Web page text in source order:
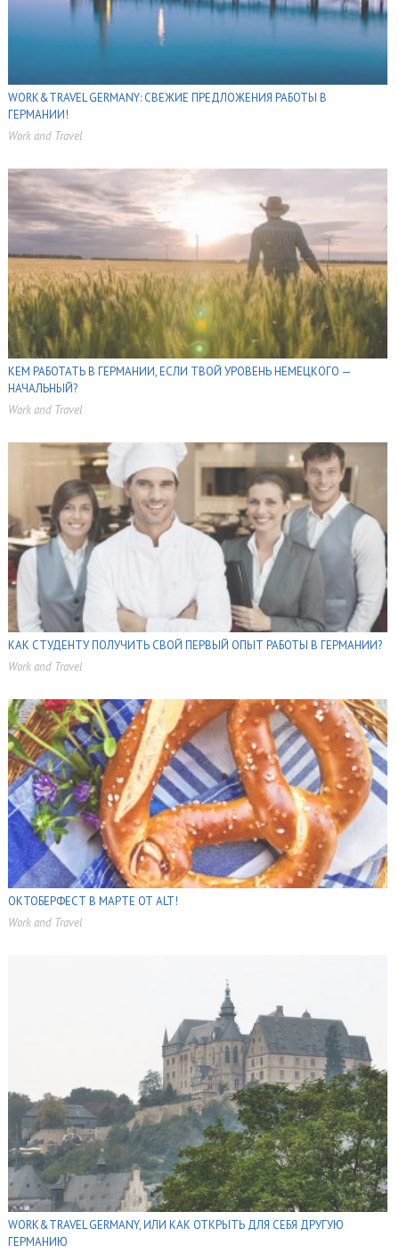
WORK&TRAVEL GERMANY: СВЕЖИЕ ПРЕДЛОЖЕНИЯ РАБОТЫ В
ГЕРМАНИИ!
Work and Travel
КЕМ РАБОТАТЬ В ГЕРМАНИИ, ЕСЛИ ТВОЙ УРОВЕНЬ НЕМЕЦКОГО —
НАЧАЛЬНЫЙ?
Work and Travel
КАК СТУДЕНТУ ПОЛУЧИТЬ СВОЙ ПЕРВЫЙ ОПЫТ РАБОТЫ В ГЕРМАНИИ?
Work and Travel
ОКТОБЕРФЕСТ В МАРТЕ ОТ ALT!
Work and Travel
WORK&TRAVEL GERMANY, ИЛИ КАК ОТКРЫТЬ ДЛЯ СЕБЯ ДРУГУЮ
ГЕРМАНИЮ